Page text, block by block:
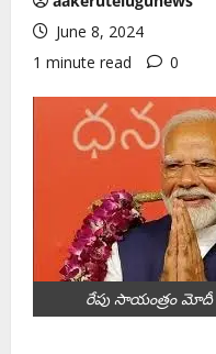
June 8, 2024
1 minute read
0
రేపు సాయంత్రం